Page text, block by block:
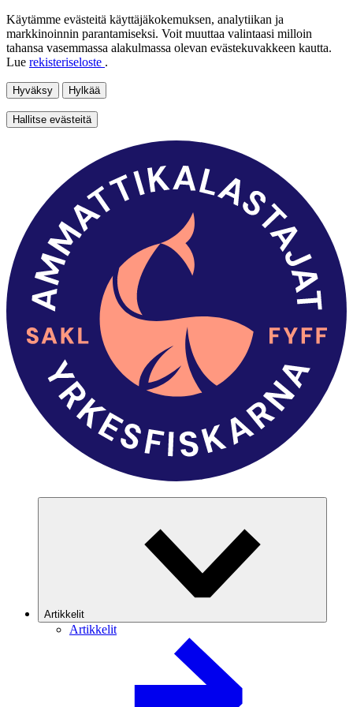
Käytämme evästeitä käyttäjäkokemuksen, analytiikan ja
markkinoinnin parantamiseksi. Voit muuttaa valintaasi milloin
tahansa vasemmassa alakulmassa olevan evästekuvakkeen kautta.
Lue rekisteriseloste .
Hyväksy Hylkää
Hallitse evästeitä
Artikkelit
Artikkelit